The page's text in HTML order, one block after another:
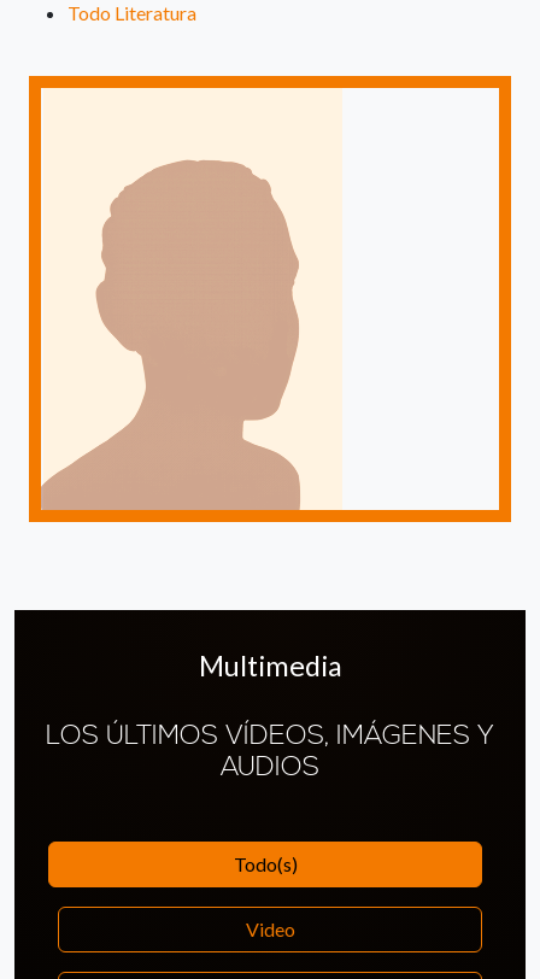
Todo Literatura
Multimedia
LOS ÚLTIMOS VÍDEOS, IMÁGENES Y
AUDIOS
Todo(s)
Video